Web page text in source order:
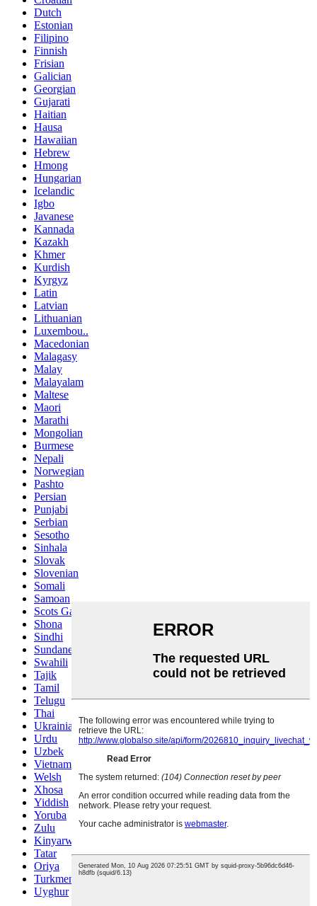
Dutch
Estonian
Filipino
Finnish
Frisian
Galician
Georgian
Gujarati
Haitian
Hausa
Hawaiian
Hebrew
Hmong
Hungarian
Icelandic
Igbo
Javanese
Kannada
Kazakh
Khmer
Kurdish
Kyrgyz
Latin
Latvian
Lithuanian
Luxembou..
Macedonian
Malagasy
Malay
Malayalam
Maltese
Maori
Marathi
Mongolian
Burmese
Nepali
Norwegian
Pashto
Persian
Punjabi
Serbian
Sesotho
Sinhala
Slovak
Slovenian
Somali
Samoan
Scots Gaelic
Shona
Sindhi
Sundanese
Swahili
Tajik
Tamil
Telugu
Thai
Ukrainian
Urdu
Uzbek
Vietnamese
Welsh
Xhosa
Yiddish
Yoruba
Zulu
Kinyarwanda
Tatar
Oriya
Turkmen
Uyghur